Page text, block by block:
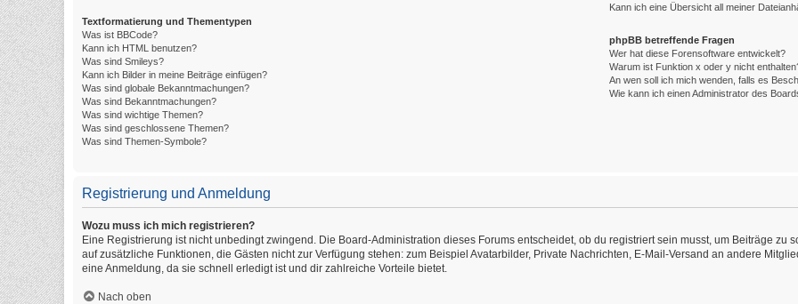
Textformatierung und Thementypen
Was ist BBCode?
Kann ich HTML benutzen?
Was sind Smileys?
Kann ich Bilder in meine Beiträge einfügen?
Was sind globale Bekanntmachungen?
Was sind Bekanntmachungen?
Was sind wichtige Themen?
Was sind geschlossene Themen?
Was sind Themen-Symbole?
Kann ich eine Übersicht all meiner
phpBB betreffende Fragen
Wer hat diese Forensoftware entwickelt?
Warum ist Funktion x oder y nicht
An wen soll ich mich wenden, falls es
Wie kann ich einen Administrator des
Registrierung und Anmeldung
Wozu muss ich mich registrieren?
Eine Registrierung ist nicht unbedingt zwingend. Die Board-Administration dieses Forums entscheidet, ob du registriert sein musst, um Beiträge zu
auf zusätzliche Funktionen, die Gästen nicht zur Verfügung stehen: zum Beispiel Avatarbilder, Private Nachrichten, E-Mail-Versand an andere
eine Anmeldung, da sie schnell erledigt ist und dir zahlreiche Vorteile bietet.
Nach oben